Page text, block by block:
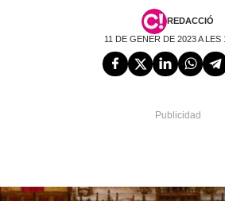
REDACCIÓ
11 DE GENER DE 2023 A LES